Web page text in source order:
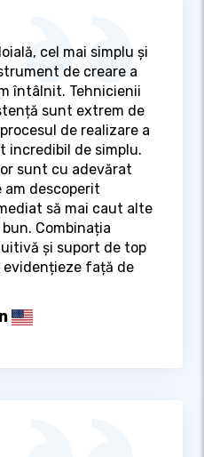
cel mai simplu și
de creare a
întâlnit. Tehnicienii
sunt extrem de
de realizare a
incredibil de simplu.
sunt cu adevărat
am descoperit
să mai caut alte
Combinația
și suport de top
evidențieze față de